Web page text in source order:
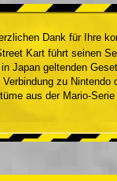
Dank für Ihre
Kart führt seinen
Japan geltenden
zu Nintendo
aus der Mario-